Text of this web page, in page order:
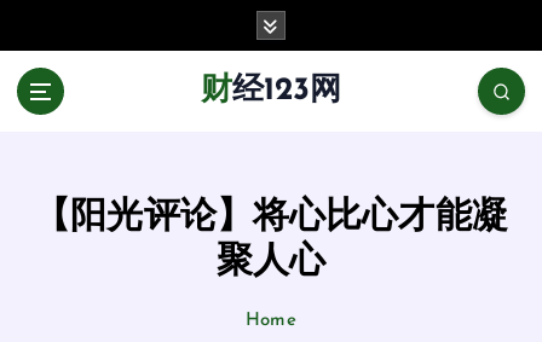
财经123网
【阳光评论】将心比心才能凝
聚人心
Home